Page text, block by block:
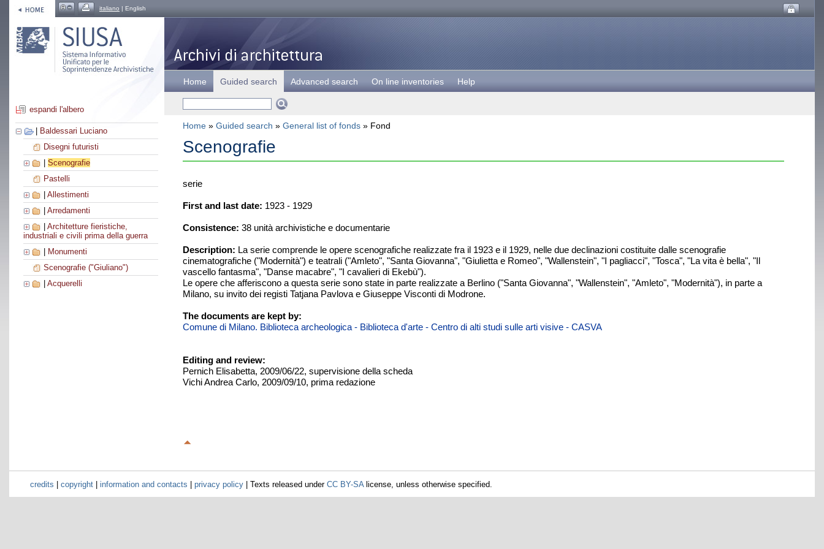
italiano | English
espandi l'albero
Baldessari Luciano
Disegni futuristi
Scenografie
Pastelli
Allestimenti
Arredamenti
Architetture fieristiche,
industriali e civili prima della guerra
Monumenti
Scenografie ("Giuliano")
Acquerelli
Home Guided search Advanced search On line inventories Help
Home » Guided search » General list of fonds » Fond
Scenografie
serie
First and last date: 1923 - 1929
Consistence: 38 unità archivistiche e documentarie
Description: La serie comprende le opere scenografiche realizzate fra il 1923 e il 1929, nelle due declinazioni costituite dalle scenografie
cinematografiche ("Modernità") e teatrali ("Amleto", "Santa Giovanna", "Giulietta e Romeo", "Wallenstein", "I pagliacci", "Tosca", "La vita è bella", "Il
vascello fantasma", "Danse macabre", "I cavalieri di Ekebù").
Le opere che afferiscono a questa serie sono state in parte realizzate a Berlino ("Santa Giovanna", "Wallenstein", "Amleto", "Modernità"), in parte a
Milano, su invito dei registi Tatjana Pavlova e Giuseppe Visconti di Modrone.
The documents are kept by:
Comune di Milano. Biblioteca archeologica - Biblioteca d'arte - Centro di alti studi sulle arti visive - CASVA
Editing and review:
Pernich Elisabetta, 2009/06/22, supervisione della scheda
Vichi Andrea Carlo, 2009/09/10, prima redazione
credits | copyright| information and contacts | privacy policy| Texts released under CC BY-SAlicense, unless otherwise specified.